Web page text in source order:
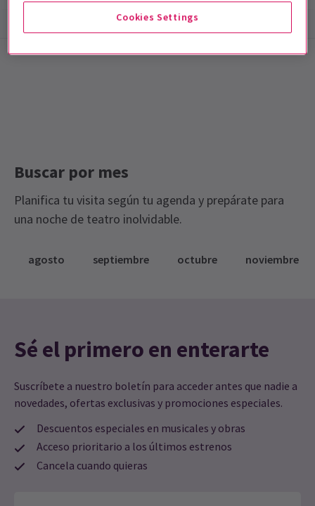
Buscar por mes
Planifica tu visita según tu agenda y prepárate para
una noche de teatro inolvidable.
agosto septiembre octubre noviembre
Sé el primero en enterarte
Suscríbete a nuestro boletín para acceder antes que nadie a
novedades, ofertas exclusivas y promociones especiales.
Descuentos especiales en musicales y obras
Acceso prioritario a los últimos estrenos
Cancela cuando quieras
Cookies Settings